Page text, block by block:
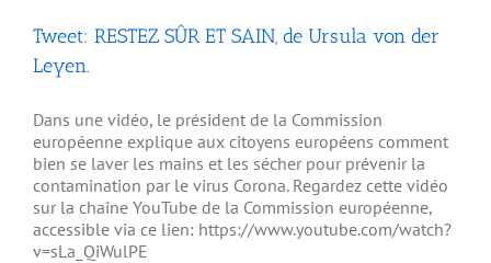
Tweet: RESTEZ SÛR ET SAIN, de Ursula von der
Leyen.
Dans une vidéo, le président de la Commission
européenne explique aux citoyens européens comment
bien se laver les mains et les sécher pour prévenir la
contamination par le virus Corona. Regardez cette vidéo
sur la chaîne YouTube de la Commission européenne,
accessible via ce lien: https://www.youtube.com/watch?
v=sLa_QiWulPE